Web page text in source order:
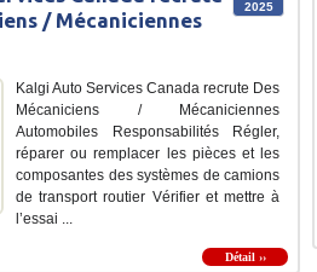
2025
/ Mécaniciennes
Kalgi Auto Services Canada recrute Des
Mécaniciens / Mécaniciennes
Automobiles Responsabilités Régler,
réparer ou remplacer les pièces et les
composantes des systèmes de camions
de transport routier Vérifier et mettre à
l’essai ...
Détail ››